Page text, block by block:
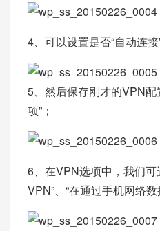
4、可以设置是否“自动连接
5、然后保存刚才的VPN配
项”；
6、在VPN选项中，我们
VPN”、“在通过手机网络